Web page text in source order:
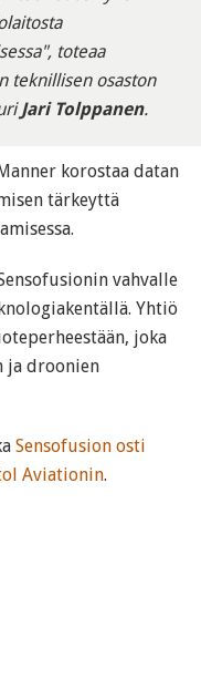
toteaa
teknillisen osaston
Jari Tolppanen.
korostaa datan
tärkeyttä
vahvalle
Yhtiö
joka
ja droonien
Sensofusion osti
Aviationin.